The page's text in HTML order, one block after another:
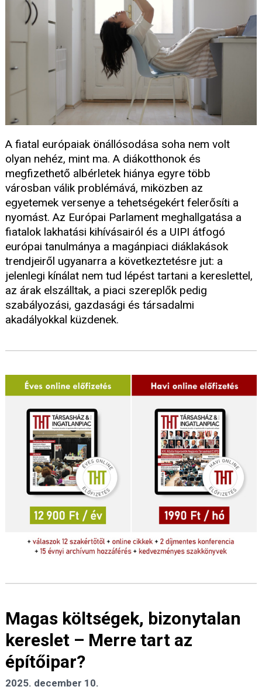
A fiatal európaiak önállósodása soha nem volt
olyan nehéz, mint ma. A diákotthonok és
megfizethető albérletek hiánya egyre több
városban válik problémává, miközben az
egyetemek versenye a tehetségekért felerősíti a
nyomást. Az Európai Parlament meghallgatása a
fiatalok lakhatási kihívásairól és a UIPI átfogó
európai tanulmánya a magánpiaci diáklakások
trendjeiről ugyanarra a következtetésre jut: a
jelenlegi kínálat nem tud lépést tartani a kereslettel,
az árak elszálltak, a piaci szereplők pedig
szabályozási, gazdasági és társadalmi
akadályokkal küzdenek.
Magas költségek, bizonytalan
kereslet – Merre tart az
építőipar?
2025. december 10.